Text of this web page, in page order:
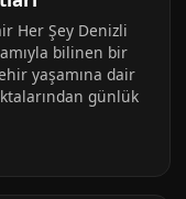
Her Şey Denizli
bilinen bir
yaşamına dair
günlük